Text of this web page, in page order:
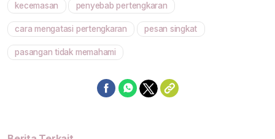
kecemasan penyebab pertengkaran
cara mengatasi pertengkaran pesan singkat
pasangan tidak memahami